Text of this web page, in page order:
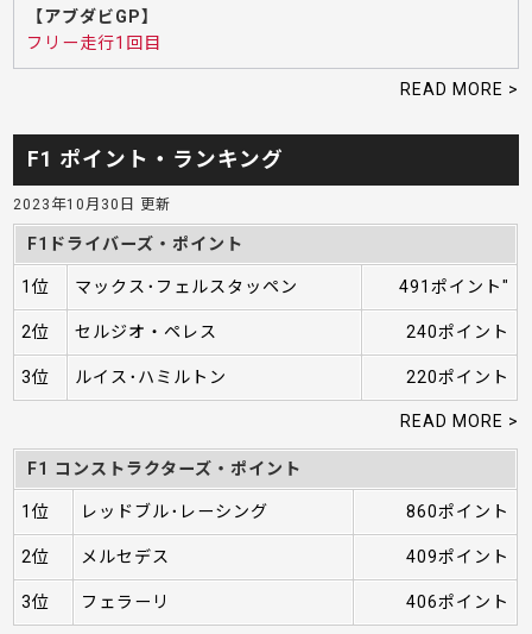
【アブダビGP】
フリー走行1回目
READ MORE >
F1 ポイント・ランキング
2023年10月30日 更新
F1ドライバーズ・ポイント
1位 マックス･フェルスタッペン 491ポイント"
2位 セルジオ・ペレス 240ポイント
3位 ルイス･ハミルトン 220ポイント
READ MORE >
F1 コンストラクターズ・ポイント
1位 レッドブル･レーシング 860ポイント
2位 メルセデス 409ポイント
3位 フェラーリ 406ポイント